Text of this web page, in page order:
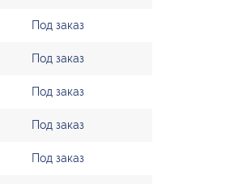
Под заказ
Под заказ
Под заказ
Под заказ
Под заказ